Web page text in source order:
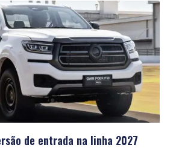
de entrada na linha 2027